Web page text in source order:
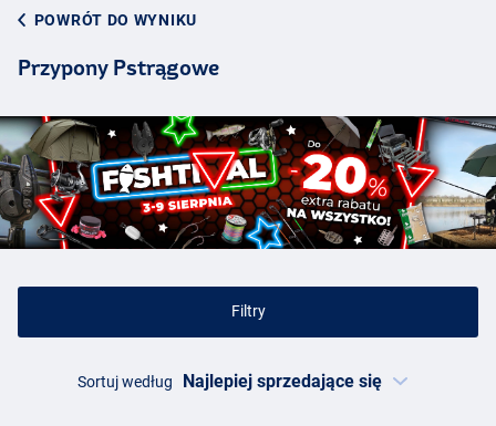
POWRÓT DO WYNIKU
Przypony Pstrągowe
Filtry
Sortuj według